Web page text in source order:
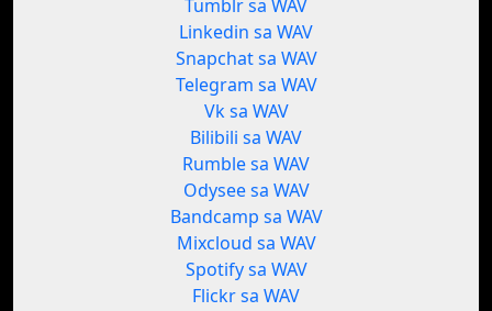
Tumblr sa WAV
Linkedin sa WAV
Snapchat sa WAV
Telegram sa WAV
Vk sa WAV
Bilibili sa WAV
Rumble sa WAV
Odysee sa WAV
Bandcamp sa WAV
Mixcloud sa WAV
Spotify sa WAV
Flickr sa WAV